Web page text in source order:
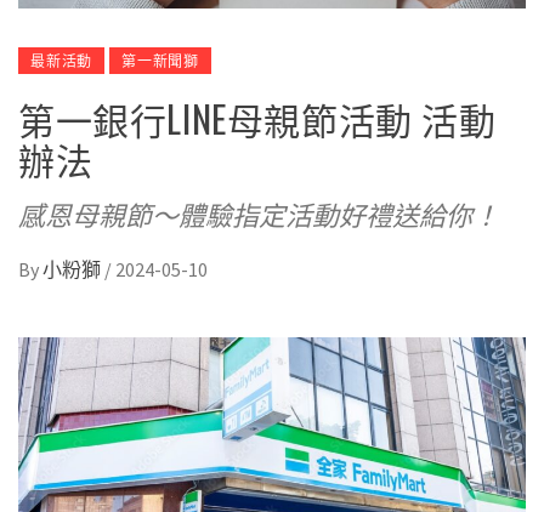
最新活動 第一新聞獅
第一銀行LINE母親節活動 活動
辦法
感恩母親節～體驗指定活動好禮送給你！
By小粉獅 / 2024-05-10